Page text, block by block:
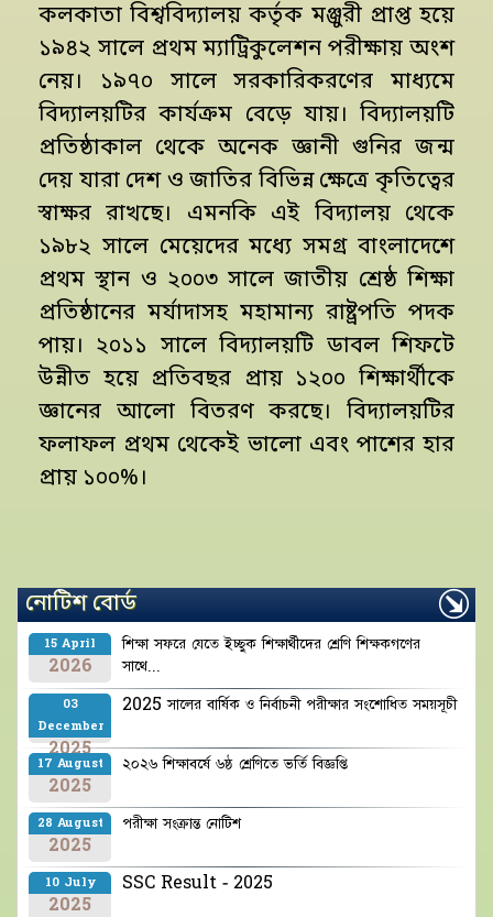
কলকাতা বিশ্ববিদ্যালয় কর্তৃক মঞ্জুরী প্রাপ্ত হয়ে
১৯৪২ সালে প্রথম ম্যাট্রিকুলেশন পরীক্ষায় অংশ
নেয়। ১৯৭০ সালে সরকারিকরণের মাধ্যমে
বিদ্যালয়টির কার্যক্রম বেড়ে যায়। বিদ্যালয়টি
প্রতিষ্ঠাকাল থেকে অনেক জ্ঞানী গুনির জন্ম
দেয় যারা দেশ ও জাতির বিভিন্ন ক্ষেত্রে কৃতিত্বের
স্বাক্ষর রাখছে। এমনকি এই বিদ্যালয় থেকে
১৯৮২ সালে মেয়েদের মধ্যে সমগ্র বাংলাদেশে
প্রথম স্থান ও ২০০৩ সালে জাতীয় শ্রেষ্ঠ শিক্ষা
প্রতিষ্ঠানের মর্যাদাসহ মহামান্য রাষ্ট্রপতি পদক
পায়। ২০১১ সালে বিদ্যালয়টি ডাবল শিফটে
উন্নীত হয়ে প্রতিবছর প্রায় ১২০০ শিক্ষার্থীকে
জ্ঞানের আলো বিতরণ করছে। বিদ্যালয়টির
ফলাফল প্রথম থেকেই ভালো এবং পাশের হার
প্রায় ১০০%।
নোটিশ বোর্ড
15 April
2026
শিক্ষা সফরে যেতে ইচ্ছুক শিক্ষার্থীদের শ্রেণি শিক্ষকগণের
সাথে...
03
December
2025
2025 সালের বার্ষিক ও নির্বাচনী পরীক্ষার সংশোধিত সময়সূচী
17 August
2025
২০২৬ শিক্ষাবর্ষে ৬ষ্ঠ শ্রেণিতে ভর্তি বিজ্ঞপ্তি
28 August
2025
পরীক্ষা সংক্রান্ত নোটিশ
10 July
2025
SSC Result - 2025